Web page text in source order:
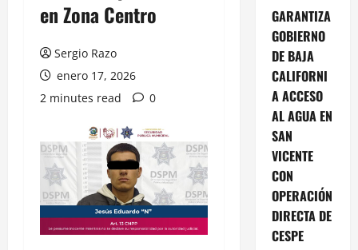
en Zona Centro
Sergio Razo
enero 17, 2026
2 minutes read
0
GARANTIZA
GOBIERNO
DE BAJA
CALIFORNI
A ACCESO
AL AGUA EN
SAN
VICENTE
CON
OPERACIÓN
DIRECTA DE
CESPE